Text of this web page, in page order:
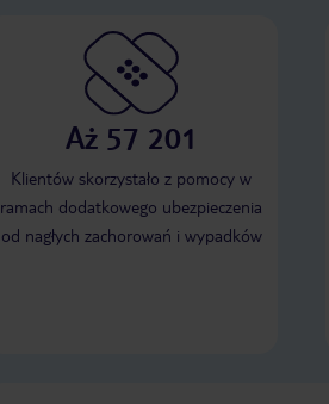
Aż 57 201
Klientów skorzystało z pomocy w
ramach dodatkowego ubezpieczenia
od nagłych zachorowań i wypadków